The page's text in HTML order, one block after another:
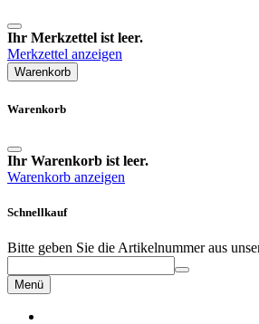
Ihr Merkzettel ist leer.
Merkzettel anzeigen
Warenkorb
Warenkorb
Ihr Warenkorb ist leer.
Warenkorb anzeigen
Schnellkauf
Bitte geben Sie die Artikelnummer aus
Menü